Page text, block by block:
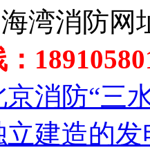
湾消防网
京消防“三
立建造的